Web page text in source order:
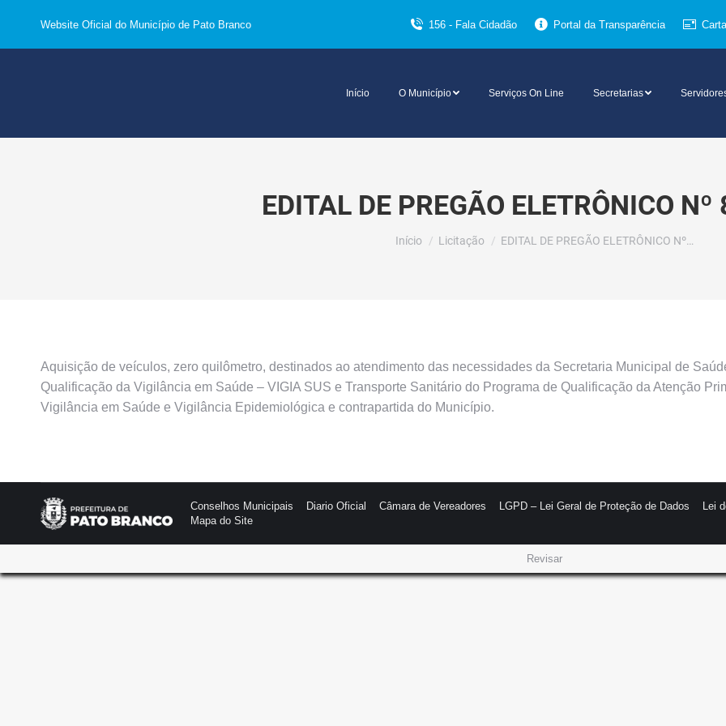
Website Oficial do Município de Pato Branco 156 - Fala Cidadão Portal da Transparência
Início O Município Serviços On Line Secretarias
EDITAL DE PREGÃO ELETRÔNICO
Você está aqui:
Início Licitação EDITAL DE PREGÃO ELETRÔNICO Nº…
Aquisição de veículos, zero quilômetro, destinados ao atendimento das necessidades da Secretaria Municipal de
Qualificação da Vigilância em Saúde – VIGIA SUS e Transporte Sanitário do Programa de Qualificação da Atenção
Vigilância em Saúde e Vigilância Epidemiológica e contrapartida do Município.
Conselhos Municipais Diario Oficial Câmara de Vereadores LGPD – Lei Geral de Proteção de Dados Lei
Mapa do Site
Revisar